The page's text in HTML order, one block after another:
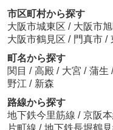
市区町村から探す
大阪市城東区 / 大阪市
大阪市鶴見区 / 門真市 /
町名から探す
関目 / 高殿 / 大宮 / 蒲生 /
野江 / 新森
路線から探す
地下鉄今里筋線 / 京阪
片町線 / 地下鉄長堀鶴